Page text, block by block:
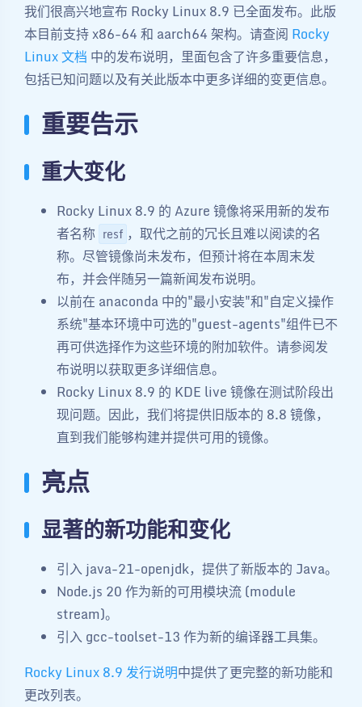
我们很高兴地宣布 Rocky Linux 8.9 已全面发布。此版
本目前支持 x86-64 和 aarch64 架构。请查阅 Rocky
Linux 文档 中的发布说明，里面包含了许多重要信息，
包括已知问题以及有关此版本中更多详细的变更信息。
重要告示
重大变化
Rocky Linux 8.9 的 Azure 镜像将采用新的发布
者名称 resf ，取代之前的冗长且难以阅读的名
称。尽管镜像尚未发布，但预计将在本周末发
布，并会伴随另一篇新闻发布说明。
以前在 anaconda 中的"最小安装"和"自定义操作
系统"基本环境中可选的"guest-agents"组件已不
再可供选择作为这些环境的附加软件。请参阅发
布说明以获取更多详细信息。
Rocky Linux 8.9 的 KDE live 镜像在测试阶段出
现问题。因此，我们将提供旧版本的 8.8 镜像，
直到我们能够构建并提供可用的镜像。
亮点
显著的新功能和变化
引入 java-21-openjdk，提供了新版本的 Java。
Node.js 20 作为新的可用模块流 (module
stream)。
引入 gcc-toolset-13 作为新的编译器工具集。
Rocky Linux 8.9 发行说明中提供了更完整的新功能和
更改列表。